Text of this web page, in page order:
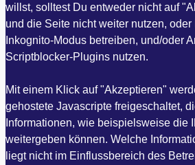
willst, solltest Du entweder nicht auf
und die Seite nicht weiter nutzen,
Inkognito-Modus betreiben, und/oder
Scriptblocker-Plugins nutzen.
Mit einem Klick auf "Akzeptieren"
gehostete Javascripte freigeschaltet,
Informationen, wie beispielsweise die
weitergeben können. Welche
liegt nicht im Einflussbereich des